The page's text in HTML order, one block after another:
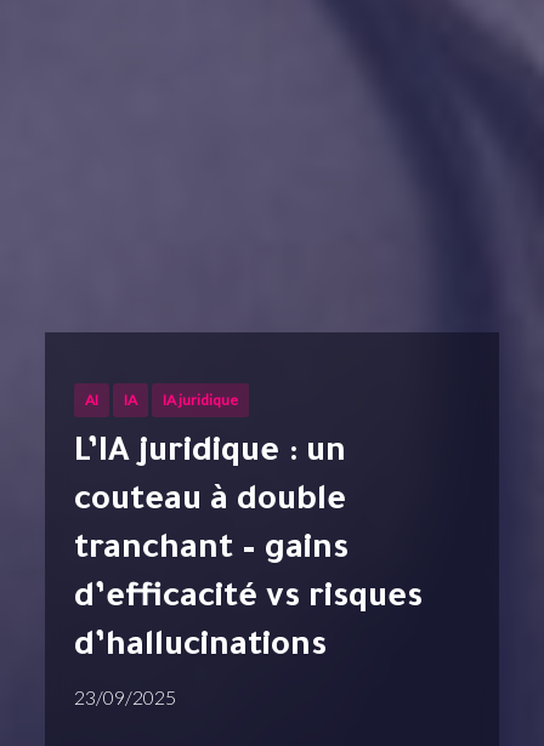
AI IA IA juridique
L’IA juridique : un
couteau à double
tranchant – gains
d’efficacité vs risques
d’hallucinations
23/09/2025